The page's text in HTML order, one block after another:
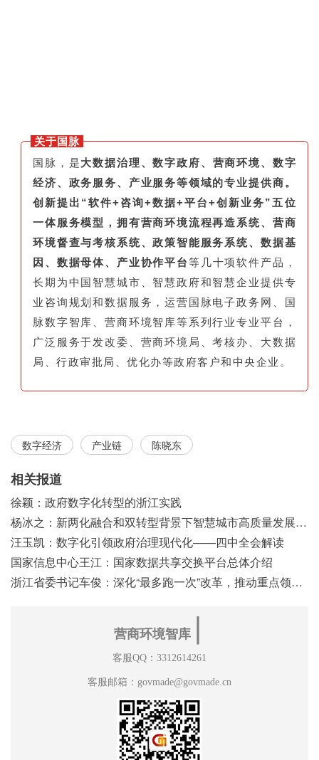
关于国脉
国脉，是大数据治理、数字政府、营商环境、数字
经济、政务服务、产业服务等领域的专业提供商。
创新提出“软件+咨询+数据+平台+创新业务”五位
一体服务模型，拥有营商环境流程再造系统、营商
环境督查与考核系统、政策智能服务系统、数据基
因、数据母体、产业协作平台等几十项软件产品，
长期为中国智慧城市、智慧政府和智慧企业提供专
业咨询规划和数据服务，运营国脉电子政务网、国
脉数字智库、营商环境智库等系列行业专业平台，
广泛服务于发改委、营商环境局、考核办、大数据
局、行政审批局、优化办等政府客户和中央企业。
数字经济 产业链 陈晓东
相关报道
徐颖：政府数字化转型的浙江实践
杨冰之：新两化融合和双转型背景下智慧城市高质量发展之浅见
汪玉凯：数字化引领政府治理现代化——四中全会解读
国家信息中心王江：国家数据共享交换平台总体介绍
浙江省委书记车俊：深化“最多跑一次”改革，推动重点领域改革
营商环境智库
客服QQ：3312614261
客服邮箱：govmade@govmade.cn